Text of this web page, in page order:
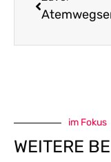
im Fokus
WEITERE